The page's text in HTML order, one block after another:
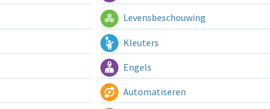
Levensbeschouwing
Kleuters
Engels
Automatiseren